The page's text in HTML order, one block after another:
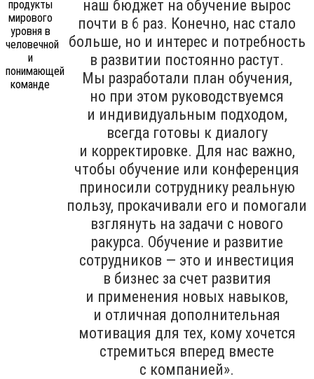
наш бюджет на обучение вырос
почти в 6 раз. Конечно, нас стало
больше, но и интерес и потребность
в развитии постоянно растут.
Мы разработали план обучения,
но при этом руководствуемся
и индивидуальным подходом,
всегда готовы к диалогу
и корректировке. Для нас важно,
чтобы обучение или конференция
приносили сотруднику реальную
пользу, прокачивали его и помогали
взглянуть на задачи с нового
ракурса. Обучение и развитие
сотрудников — это и инвестиция
в бизнес за счет развития
и применения новых навыков,
и отличная дополнительная
мотивация для тех, кому хочется
стремиться вперед вместе
с компанией».